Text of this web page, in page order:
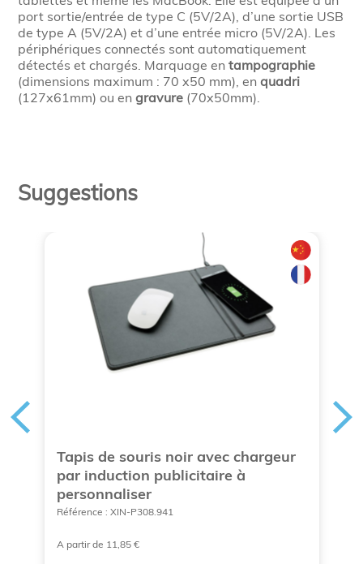
port sortie/entrée de type C (5V/2A), d’une sortie USB
de type A (5V/2A) et d’une entrée micro (5V/2A). Les
périphériques connectés sont automatiquement
détectés et chargés. Marquage entampographie
(dimensions maximum : 70 x50 mm), enquadri
(127x61mm) ou engravure (70x50mm).
Suggestions
Tapis de souris noir avec chargeur
par induction publicitaire à
personnaliser
Référence : XIN-P308.941
A partir de 11,85 €